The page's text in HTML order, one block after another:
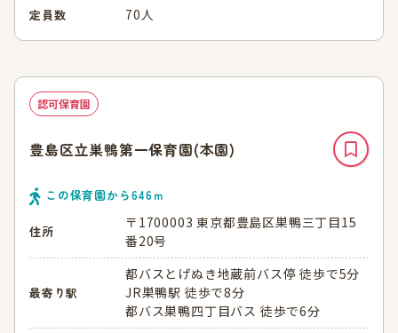
定員数 70人
認可保育園
豊島区立巣鴨第一保育園(本園)
この保育園から646ｍ
住所
〒1700003 東京都豊島区巣鴨三丁目15
番20号
最寄り駅
都バスとげぬき地蔵前バス停 徒歩で5分
JR巣鴨駅 徒歩で8分
都バス巣鴨四丁目バス 徒歩で6分